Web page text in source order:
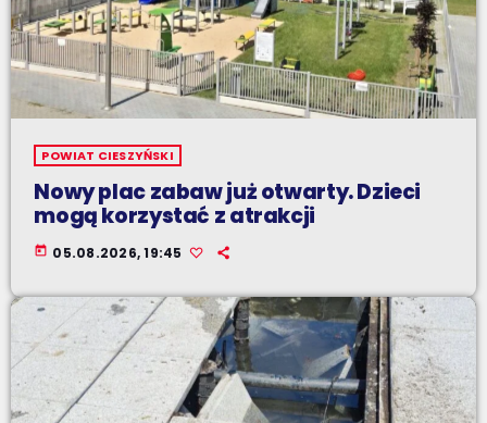
POWIAT CIESZYŃSKI
Nowy plac zabaw już otwarty. Dzieci
mogą korzystać z atrakcji
today 05.08.2026, 19:45